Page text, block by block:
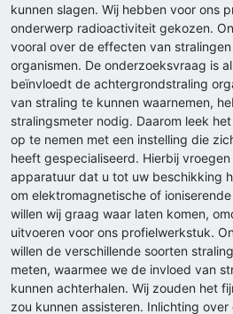
kunnen slagen. Wij hebben voor ons
onderwerp radioactiviteit gekozen.
vooral over de effecten van
organismen. De onderzoeksvraag is
beïnvloedt de achtergrondstraling
van straling te kunnen waarnemen,
stralingsmeter nodig. Daarom leek
op te nemen met een instelling die
heeft gespecialiseerd. Hierbij
apparatuur dat u tot uw beschikking
om elektromagnetische of
willen wij graag waar laten komen,
uitvoeren voor ons profielwerkstuk.
willen de verschillende soorten
meten, waarmee we de invloed van
kunnen achterhalen. Wij zouden het
zou kunnen assisteren. Inlichting